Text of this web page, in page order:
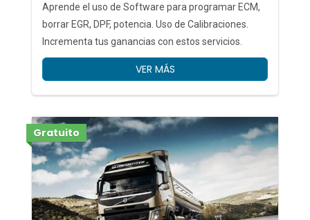
Aprende el uso de Software para programar ECM,
borrar EGR, DPF, potencia. Uso de Calibraciones.
Incrementa tus ganancias con estos servicios.
VER MÁS
Gratuito